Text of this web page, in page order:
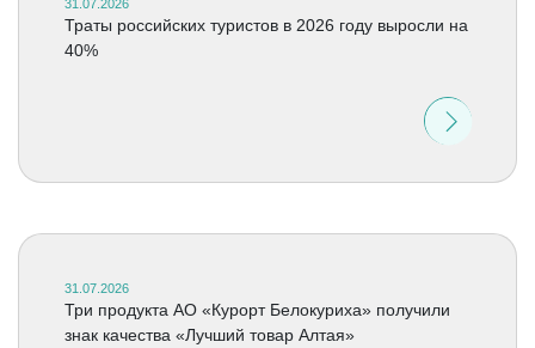
31.07.2026
Траты российских туристов в 2026 году выросли на
40%
31.07.2026
Три продукта АО «Курорт Белокуриха» получили
знак качества «Лучший товар Алтая»